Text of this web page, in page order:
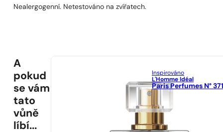
Nealergogenní. Netestováno na zvířatech.
A
pokud
se vám
tato
vůně
líbí...
Inspirováno
L'Homme Idéal
Paris Perfumes N°